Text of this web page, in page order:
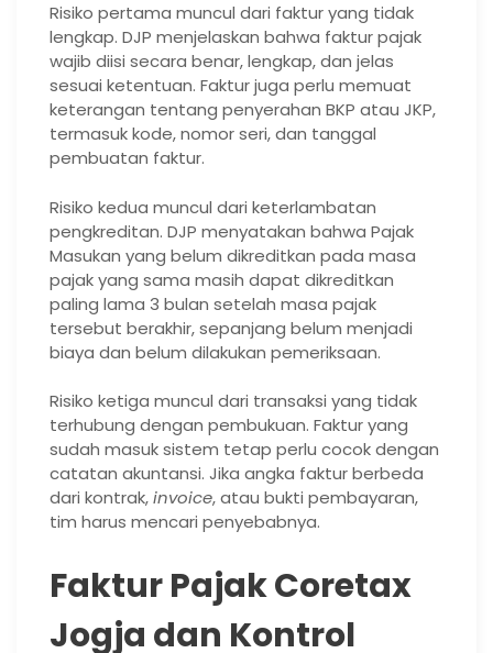
Risiko pertama muncul dari faktur yang tidak
lengkap. DJP menjelaskan bahwa faktur pajak
wajib diisi secara benar, lengkap, dan jelas
sesuai ketentuan. Faktur juga perlu memuat
keterangan tentang penyerahan BKP atau JKP,
termasuk kode, nomor seri, dan tanggal
pembuatan faktur.
Risiko kedua muncul dari keterlambatan
pengkreditan. DJP menyatakan bahwa Pajak
Masukan yang belum dikreditkan pada masa
pajak yang sama masih dapat dikreditkan
paling lama 3 bulan setelah masa pajak
tersebut berakhir, sepanjang belum menjadi
biaya dan belum dilakukan pemeriksaan.
Risiko ketiga muncul dari transaksi yang tidak
terhubung dengan pembukuan. Faktur yang
sudah masuk sistem tetap perlu cocok dengan
catatan akuntansi. Jika angka faktur berbeda
dari kontrak,invoice, atau bukti pembayaran,
tim harus mencari penyebabnya.
Faktur Pajak Coretax
Jogja dan Kontrol